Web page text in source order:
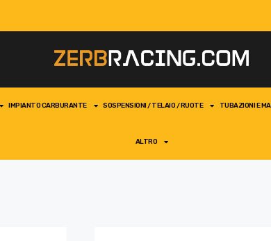
IMPIANTO CARBURANTE SOSPENSIONI / TELAIO / RUOTE TUBAZIONI E
ALTRO